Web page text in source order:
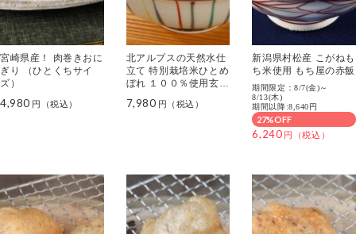
宮崎県産！ 肉巻きおに
ぎり （ひとくちサイ
ズ）
4,980
北アルプスの天然水仕
立て 特別栽培米ひとめ
ぼれ １００％使用玄米
7,980
新潟県村松産 こがねも
ち米使用 もち屋の赤飯
期間限定：8/7(金)～
8/13(木)
期間以降:8,640円
27%OFF
6,240